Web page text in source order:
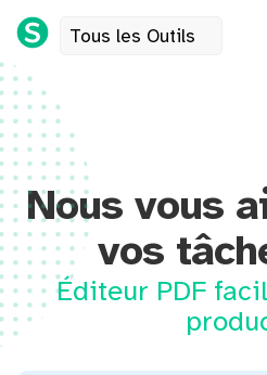
Tous les Outils
Nous vous
vos
Éditeur PDF